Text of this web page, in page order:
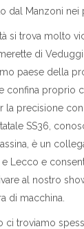
dal Manzoni nei
si trova molto
di
paese della
confina proprio
la precisione
SS36,
è un
Lecco e
al nostro
di macchina.
ci troviamo